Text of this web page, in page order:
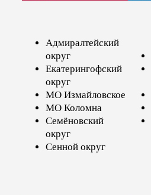
Адмиралтейский
округ
Екатерингофский
округ
МО Измайловское
МО Коломна
Семёновский
округ
Сенной округ